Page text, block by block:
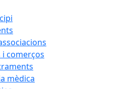
i comerços
mèdica